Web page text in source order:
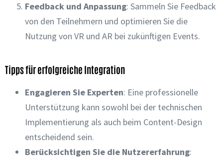
Feedback und Anpassung: Sammeln Sie Feedback
von den Teilnehmern und optimieren Sie die
Nutzung von VR und AR bei zukünftigen Events.
Tipps für erfolgreiche Integration
Engagieren Sie Experten: Eine professionelle
Unterstützung kann sowohl bei der technischen
Implementierung als auch beim Content-Design
entscheidend sein.
Berücksichtigen Sie die Nutzererfahrung: